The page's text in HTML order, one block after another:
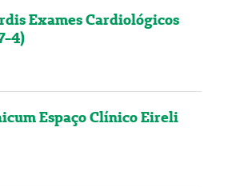
Exames Cardiológicos
4)
Espaço Clínico Eireli